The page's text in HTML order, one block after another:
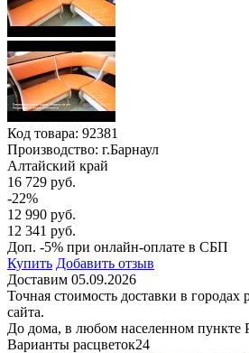
Код товара: 92381
Производство: г.Барнаул
Алтайский край
16 729 руб.
-22%
12 990 руб.
12 341 руб.
Доп. -5% при онлайн-оплате в СБП
Купить Добавить отзыв
Доставим 05.09.2026
Точная стоимость доставки в городах
сайта.
До дома, в любом населенном пункте
Варианты расцветок24